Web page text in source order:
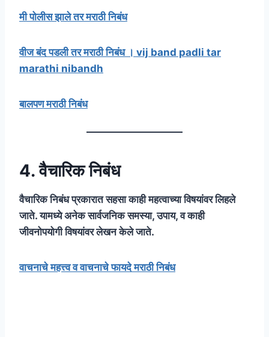
मी पोलीस झाले तर मराठी निबंध
वीज बंद पडली तर मराठी निबंध । vij band padli tar
marathi nibandh
बालपण मराठी निबंध
4. वैचारिक निबंध
वैचारिक निबंध प्रकारात सहसा काही महत्वाच्या विषयांवर लिहले
जाते. यामध्ये अनेक सार्वजनिक समस्या, उपाय, व काही
जीवनोपयोगी विषयांवर लेखन केले जाते.
वाचनाचे महत्त्व व वाचनाचे फायदे मराठी निबंध